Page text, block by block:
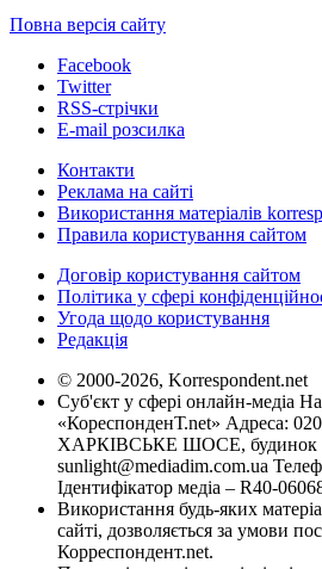
Повна версія сайту
Facebook
Twitter
RSS-стрічки
E-mail розсилка
Контакти
Реклама на сайті
Використання матеріалів
Правила користування сайтом
Договір користування сайтом
Політика у сфері
Угода щодо користування
Редакція
© 2000-2026, Korrespondent.net
Суб'єкт у сфері онлайн-медіа
«КореспонденТ.net» Адреса:
ХАРКІВСЬКЕ ШОСЕ, будинок
sunlight@mediadim.com.ua
Ідентифікатор медіа – R40-
Використання будь-яких
сайті, дозволяється за умови
Корреспондент.net.